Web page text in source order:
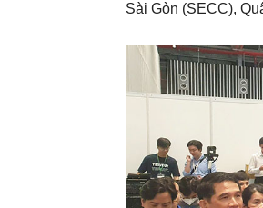
Sài Gòn (SECC),